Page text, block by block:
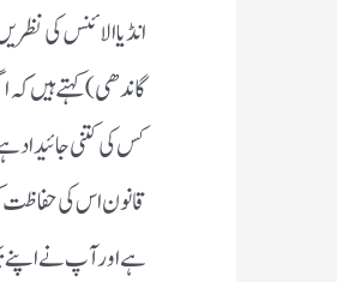
انڈیا الائنس کی
گاندھی ) کہتے ہیں کہ
کس کی کتنی جائیداد
قانون اس کی حفاظت
ہے اور آپ نے اپنے